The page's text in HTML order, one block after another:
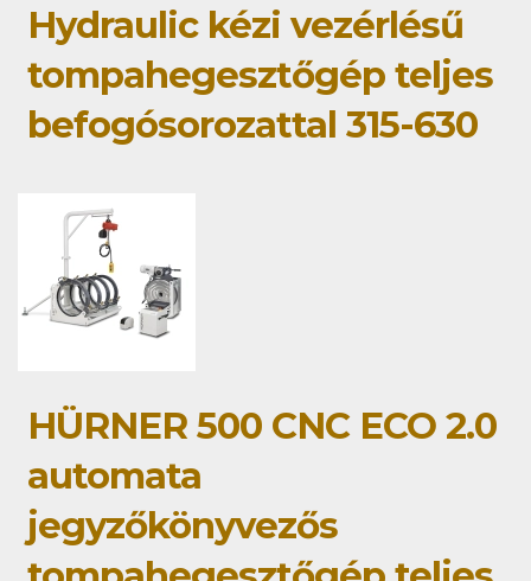
Hydraulic kézi vezérlésű
tompahegesztőgép teljes
befogósorozattal 315-630
HÜRNER 500 CNC ECO 2.0
automata
jegyzőkönyvezős